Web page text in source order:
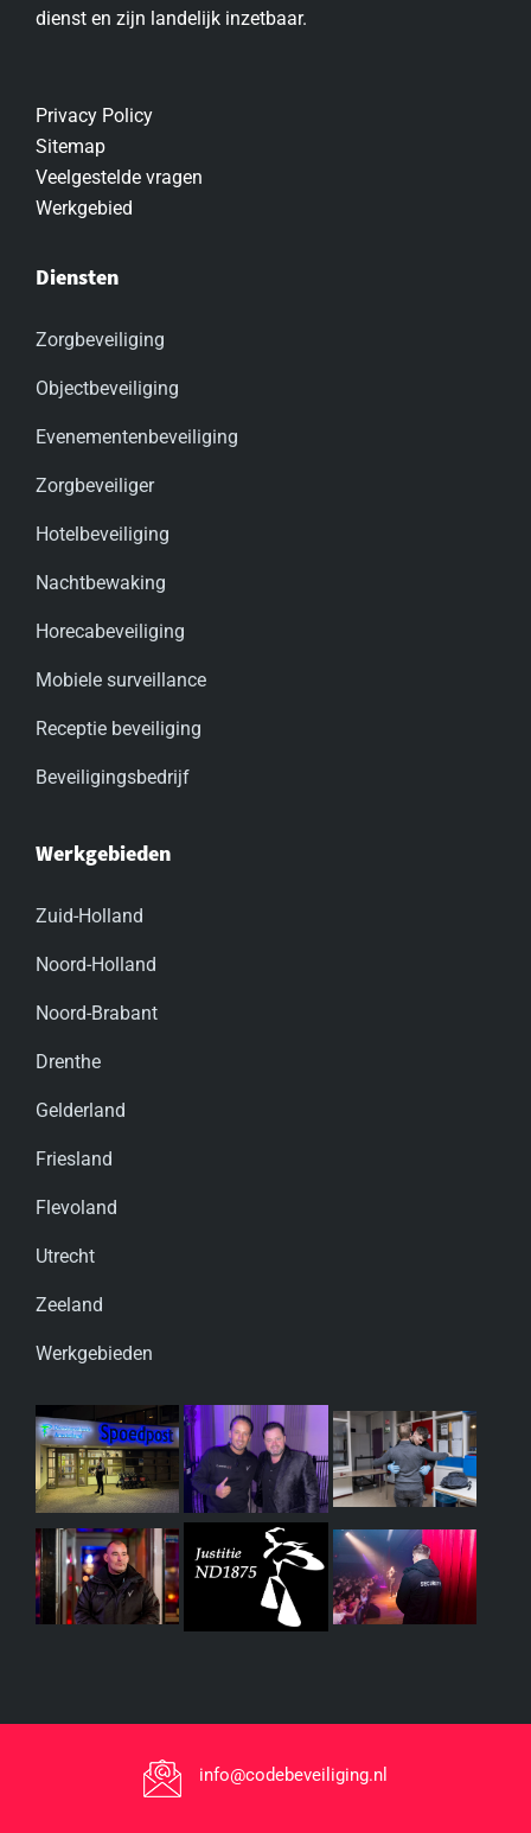
dienst en zijn landelijk inzetbaar.
Privacy Policy
Sitemap
Veelgestelde vragen
Werkgebied
Diensten
Zorgbeveiliging
Objectbeveiliging
Evenementenbeveiliging
Zorgbeveiliger
Hotelbeveiliging
Nachtbewaking
Horecabeveiliging
Mobiele surveillance
Receptie beveiliging
Beveiligingsbedrijf
Werkgebieden
Zuid-Holland
Noord-Holland
Noord-Brabant
Drenthe
Gelderland
Friesland
Flevoland
Utrecht
Zeeland
Werkgebieden
info@codebeveiliging.nl